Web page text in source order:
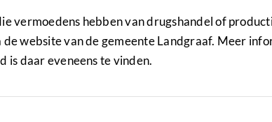
vermoedens hebben van drugshandel of
de website van de gemeente Landgraaf. Meer
is daar eveneens te vinden.